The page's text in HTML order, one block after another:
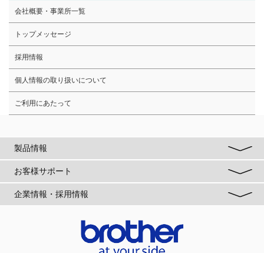
会社概要・事業所一覧
トップメッセージ
採用情報
個人情報の取り扱いについて
ご利用にあたって
製品情報
お客様サポート
企業情報・採用情報